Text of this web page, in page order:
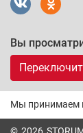
Вы
Мы принимаем